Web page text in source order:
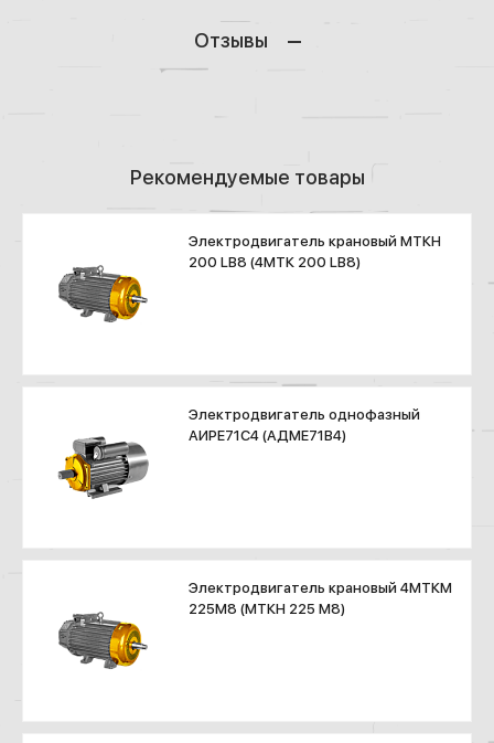
Отзывы
Рекомендуемые товары
Электродвигатель крановый МТКН
200 LB8 (4МТК 200 LB8)
Электродвигатель однофазный
АИРЕ71С4 (АДМЕ71В4)
Электродвигатель крановый 4МТКМ
225М8 (МТКН 225 М8)